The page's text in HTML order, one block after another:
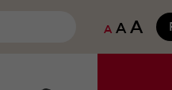
A A A